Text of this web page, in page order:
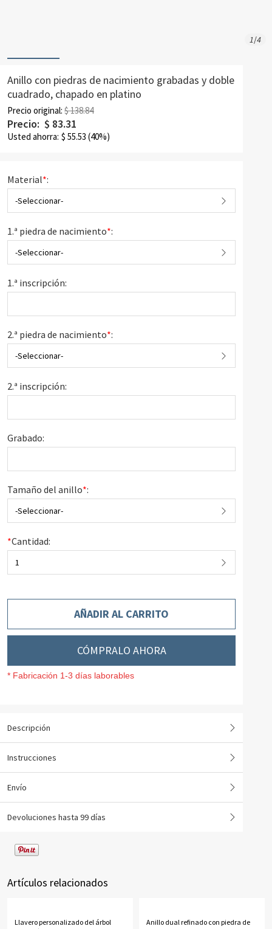
1/4
Anillo con piedras de nacimiento grabadas y doble
cuadrado, chapado en platino
Precio original: $ 138.84
Precio: $ 83.31
Usted ahorra: $ 55.53 (40%)
Material*:
-Seleccionar-
1.ª piedra de nacimiento*:
-Seleccionar-
1.ª inscripción:
2.ª piedra de nacimiento*:
-Seleccionar-
2.ª inscripción:
Grabado:
Tamaño del anillo*:
-Seleccionar-
*Cantidad:
1
AÑADIR AL CARRITO
CÓMPRALO AHORA
* Fabricación 1-3 días laborables
Descripción
Instrucciones
Envío
Devoluciones hasta 99 días
Artículos relacionados
Llavero personalizado del árbol
Anillo dual refinado con piedra de